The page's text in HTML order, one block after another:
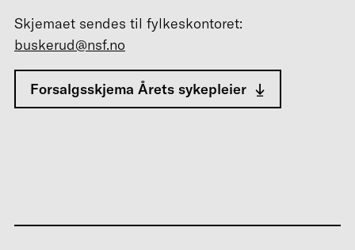
Skjemaet sendes til fylkeskontoret:
buskerud@nsf.no
Forsalgsskjema Årets sykepleier